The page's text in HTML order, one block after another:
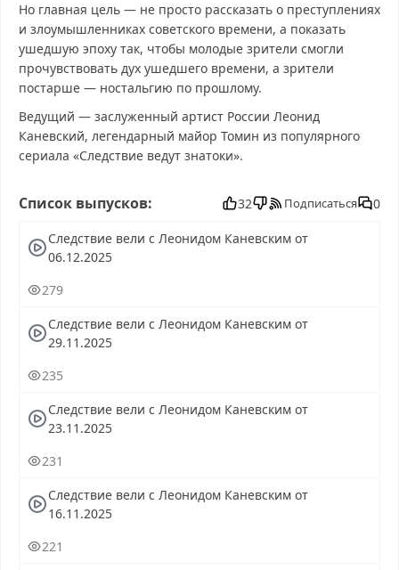
Но главная цель — не просто рассказать о преступлениях
и злоумышленниках советского времени, а показать
ушедшую эпоху так, чтобы молодые зрители смогли
прочувствовать дух ушедшего времени, а зрители
постарше — ностальгию по прошлому.
Ведущий — заслуженный артист России Леонид
Каневский, легендарный майор Томин из популярного
сериала «Следствие ведут знатоки».
бесплатно в хорошем, Следствие вели с Леонидом
Каневским последний выпуск, смотреть Следствие вели с
Леонидом Каневским последний выпуск, Следствие вели
с Леонидом Каневским выпуск онлайн, Следствие вели с
Каневским прямо сейчас, Следствие вели с Леонидом
Каневским телепередача, прямой эфир Следствие вели с
Леонидом Каневским онлайн бесплатно, программа
Следствие вели с Леонидом Каневским онлайн, самое
интересное в Следствие вели с Леонидом Каневским,
смотреть онлайн Следствие вели с Леонидом Каневским,
программу Следствие вели с Леонидом Каневским
Список выпусков: 32 Подписаться 0
Следствие вели с Леонидом Каневским от
06.12.2025
279
Следствие вели с Леонидом Каневским от
29.11.2025
235
Следствие вели с Леонидом Каневским от
23.11.2025
231
Следствие вели с Леонидом Каневским от
16.11.2025
221